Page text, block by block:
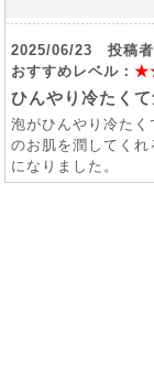
2025/06/23 投稿者
おすすめレベル：
ひんやり冷たく
泡がひんやり冷た
のお肌を潤してく
になりました。